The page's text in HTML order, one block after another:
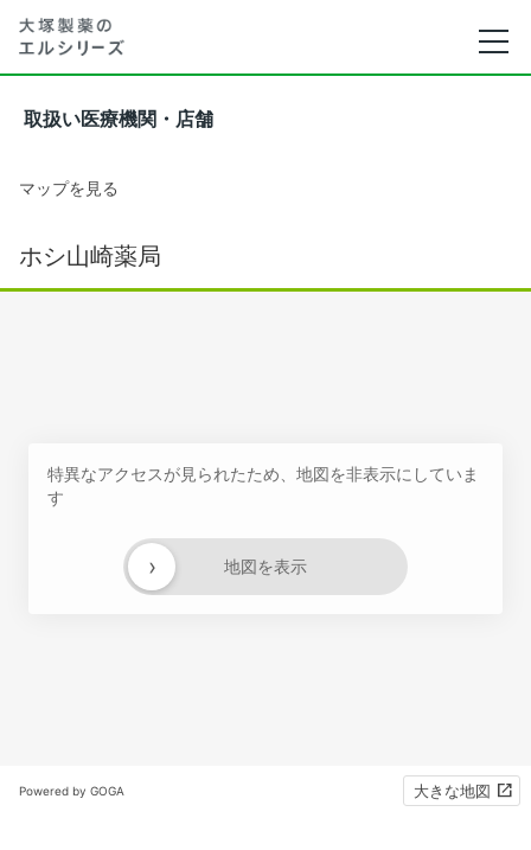
取扱い医療機関・店舗
マップを見る
ホシ山崎薬局
特異なアクセスが見られたため、地図を非表示にしていま
す
地図を表示
›
Powered by GOGA 大きな地図